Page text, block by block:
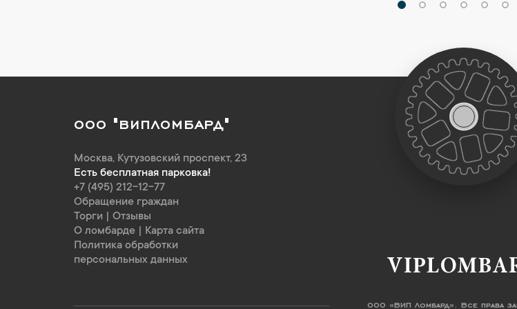
ООО "ВИПЛОМБАРД"
Москва, Кутузовский проспект, 23
Есть бесплатная парковка!
+7 (495) 212-12-77
Обращение граждан
Торги
Отзывы
О ломбарде
Карта сайта
Политика обработки
персональных данных
ООО «ВИП Ломбард». Все права